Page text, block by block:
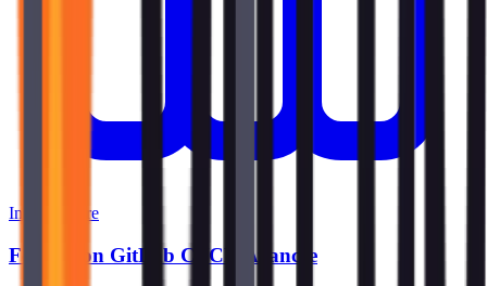
Intermédiaire
Formation GitLab CI/CD Avancée